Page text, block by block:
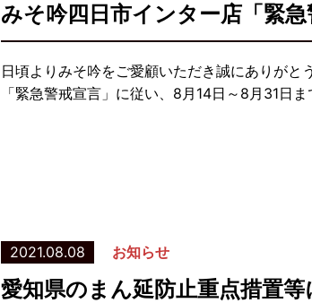
みそ吟四日市インター店「緊
日頃よりみそ吟をご愛顧いただき誠にありが
「緊急警戒宣言」に従い、8月14日～8月31日
2021.08.08 お知らせ
愛知県のまん延防止重点措置